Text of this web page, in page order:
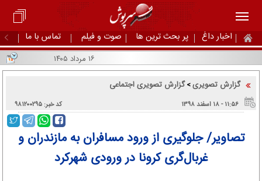
اخبار داغ پر بحث ترین ها صوت و فیلم تماس با ما
۱۱:۵۶ - ۱۸ اسفند ۱۳۹۸ کد خبر: ۹۸۱۲۰۰۲۹۵
گزارش تصویری>گزارش تصویری اجتماعی
تصاویر/ جلوگیری از ورود مسافران به مازندران و
غربال‌گری کرونا در ورودی شهرکرد‎